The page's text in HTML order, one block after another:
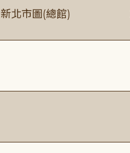
新北市圖(總館)